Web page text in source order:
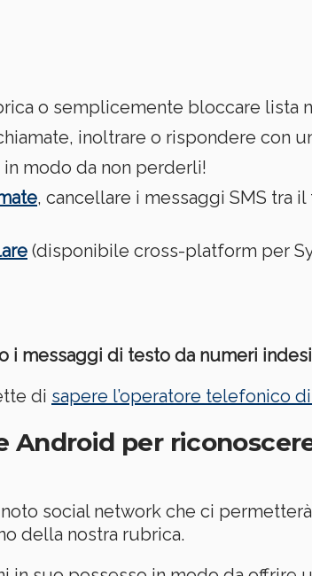
o semplicemente bloccare lista
inoltrare o rispondere con
modo da non perderli!
, cancellare i messaggi SMS tra
(disponibile cross-platform per
i messaggi di testo da numeri
di sapere l’operatore telefonico
Android per
social network che ci
della nostra rubrica.